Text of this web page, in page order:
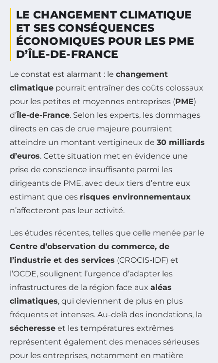
LE CHANGEMENT CLIMATIQUE
ET SES CONSÉQUENCES
ÉCONOMIQUES POUR LES PME
D’ÎLE-DE-FRANCE
Le constat est alarmant : le changement
climatique pourrait entraîner des coûts colossaux
pour les petites et moyennes entreprises (PME)
d’Île-de-France. Selon les experts, les dommages
directs en cas de crue majeure pourraient
atteindre un montant vertigineux de 30 milliards
d’euros. Cette situation met en évidence une
prise de conscience insuffisante parmi les
dirigeants de PME, avec deux tiers d’entre eux
estimant que ces risques environnementaux
n’affecteront pas leur activité.
Les études récentes, telles que celle menée par le
Centre d’observation du commerce, de
l’industrie et des services (CROCIS-IDF) et
l’OCDE, soulignent l’urgence d’adapter les
infrastructures de la région face aux aléas
climatiques, qui deviennent de plus en plus
fréquents et intenses. Au-delà des inondations, la
sécheresse et les températures extrêmes
représentent également des menaces sérieuses
pour les entreprises, notamment en matière